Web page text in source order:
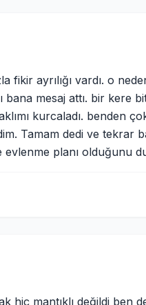
fikir ayrılığı vardı. o
bana mesaj attı. bir kere
kurcaladı. benden
Tamam dedi ve tekrar
evlenme planı olduğunu
hiç mantıklı değildi ben